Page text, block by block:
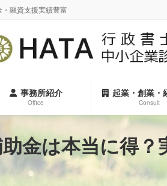
・融資支援実績豊富
事務所紹介
Office
起業・創業・
Consult
金は本当に得